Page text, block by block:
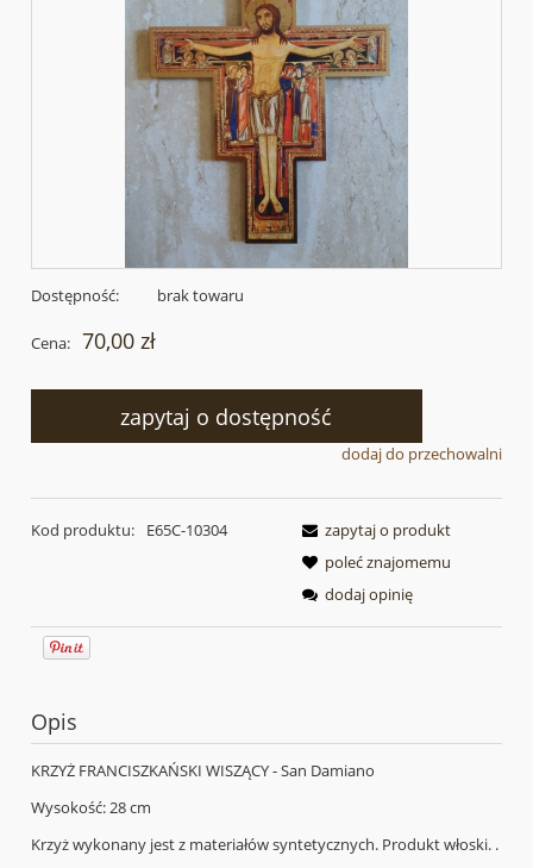
Dostępność: brak towaru
Cena: 70,00 zł
zapytaj o dostępność
dodaj do przechowalni
Kod produktu: E65C-10304
zapytaj o produkt
poleć znajomemu
dodaj opinię
Opis
KRZYŻ FRANCISZKAŃSKI WISZĄCY - San Damiano
Wysokość: 28 cm
Krzyż wykonany jest z materiałów syntetycznych. Produkt włoski. .